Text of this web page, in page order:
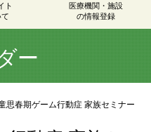
ト
医療機関・施設
の情報登録
ー
思春期ゲーム行動症 家族セミナー